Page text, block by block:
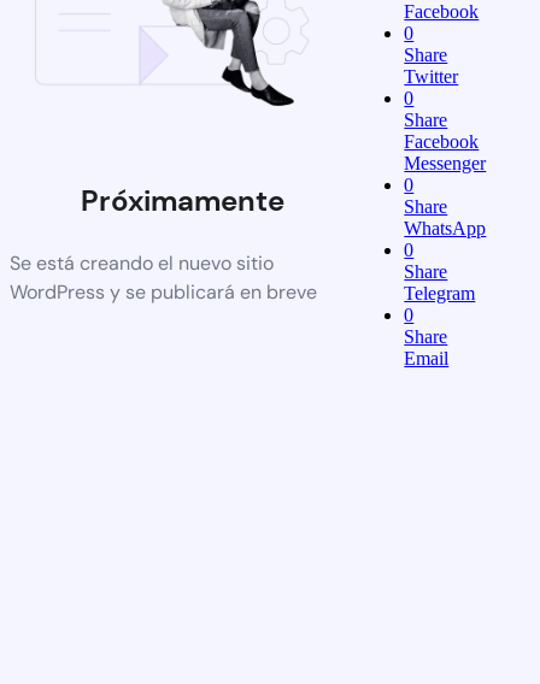
Próximamente
Se está creando el nuevo sitio
WordPress y se publicará en breve
Facebook
0
Share
Twitter
0
Share
Facebook
Messenger
0
Share
WhatsApp
0
Share
Telegram
0
Share
Email